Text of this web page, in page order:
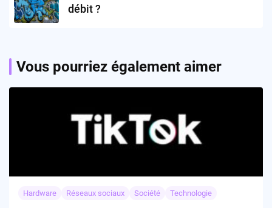
débit ?
Vous pourriez également aimer
Hardware Réseaux sociaux Société Technologie